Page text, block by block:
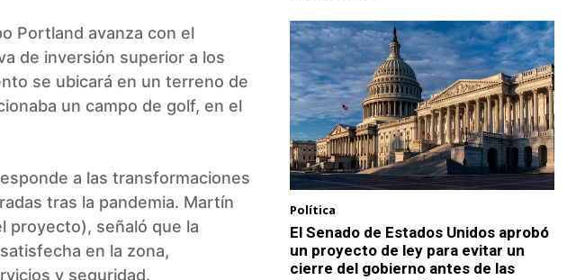
Portland avanza con el
de inversión superior a los
se ubicará en un terreno de
un campo de golf, en el
a las transformaciones
tras la pandemia. Martín
proyecto), señaló que la
en la zona,
y seguridad.
Política
El Senado de Estados Unidos aprobó
un proyecto de ley para evitar un
cierre del gobierno antes de las